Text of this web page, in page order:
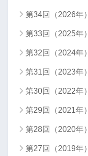
第34回（2026年）
第33回（2025年）
第32回（2024年）
第31回（2023年）
第30回（2022年）
第29回（2021年）
第28回（2020年）
第27回（2019年）